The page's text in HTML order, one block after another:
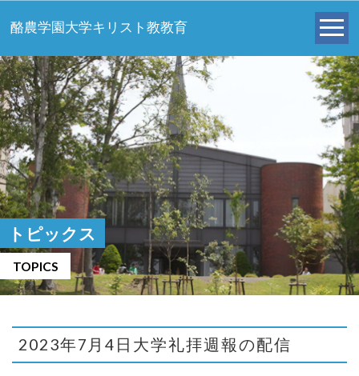
酪農学園大学キリスト教教育
トピックス
TOPICS
2023年7月4日大学礼拝週報の配信